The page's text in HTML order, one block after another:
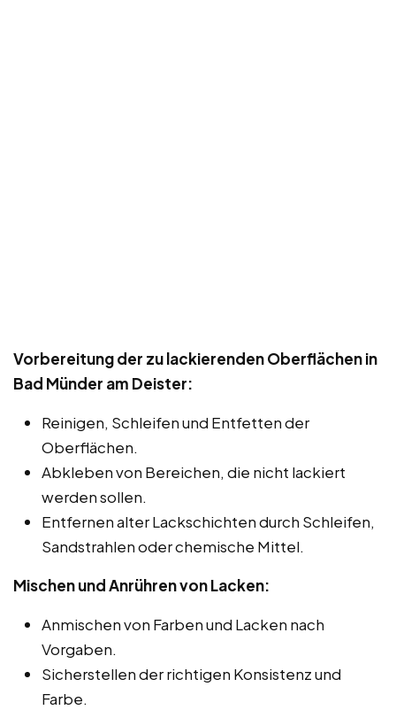
Vorbereitung der zu lackierenden Oberflächen in
Bad Münder am Deister:
Reinigen, Schleifen und Entfetten der
Oberflächen.
Abkleben von Bereichen, die nicht lackiert
werden sollen.
Entfernen alter Lackschichten durch Schleifen,
Sandstrahlen oder chemische Mittel.
Mischen und Anrühren von Lacken:
Anmischen von Farben und Lacken nach
Vorgaben.
Sicherstellen der richtigen Konsistenz und
Farbe.